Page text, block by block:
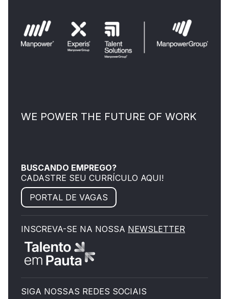
WE POWER THE FUTURE OF WORK
BUSCANDO EMPREGO?
CADASTRE SEU CURRÍCULO AQUI!
PORTAL DE VAGAS
INSCREVA-SE NA NOSSA NEWSLETTER
SIGA NOSSAS REDES SOCIAIS